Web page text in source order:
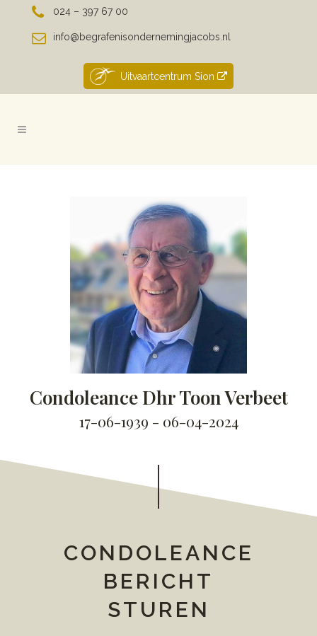
024 – 397 67 00
info@begrafenisondernemingjacobs.nl
Uitvaartcentrum Sion
Condoleance Dhr Toon Verbeet
17-06-1939 - 06-04-2024
CONDOLEANCE
BERICHT
STUREN